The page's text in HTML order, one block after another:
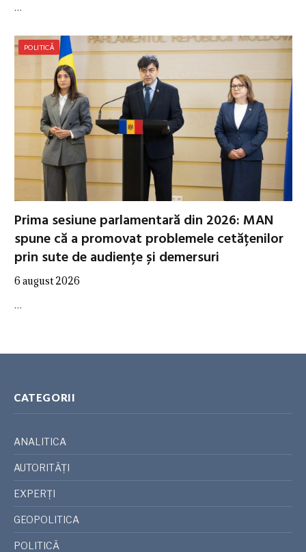
…
POLITICĂ
Prima sesiune parlamentară din 2026: MAN
spune că a promovat problemele cetățenilor
prin sute de audiențe și demersuri
6 august 2026
…
CATEGORII
ANALITICA
AUTORITĂȚI
EXPERȚI
GEOPOLITICA
POLITICĂ